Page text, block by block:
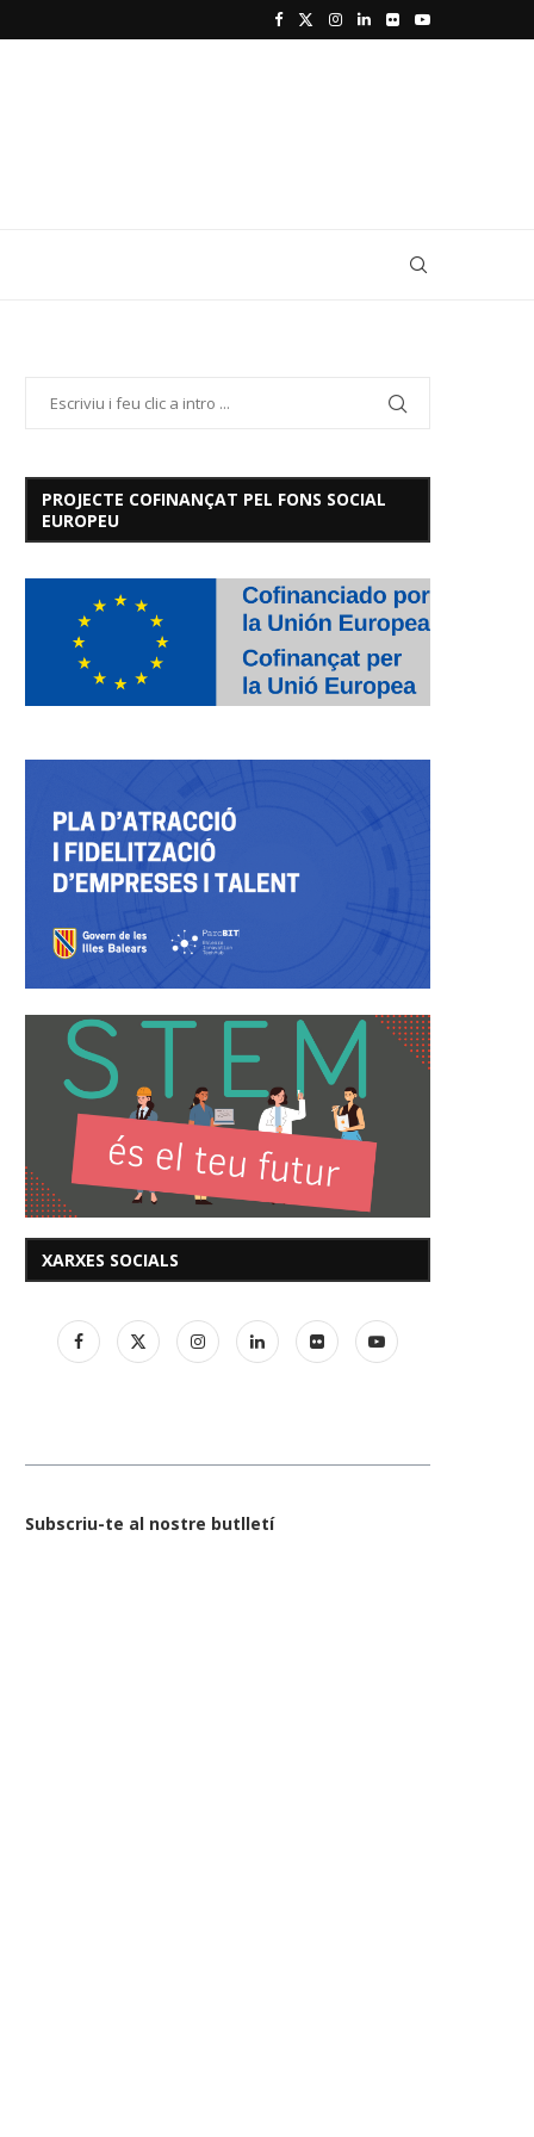
PROJECTE COFINANÇAT PEL FONS SOCIAL
EUROPEU
XARXES SOCIALS
Subscriu-te al nostre butlletí